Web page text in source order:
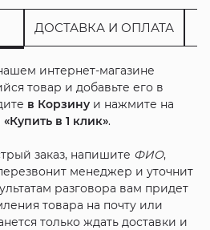
ДОСТАВКА И ОПЛАТА
интернет-магазине
товар и добавьте его в
в Корзинуи нажмите на
«Купить в 1 клик».
заказ, напишите ФИО,
менеджер и уточнит
разговора вам придет
товара на почту или
только ждать доставки и